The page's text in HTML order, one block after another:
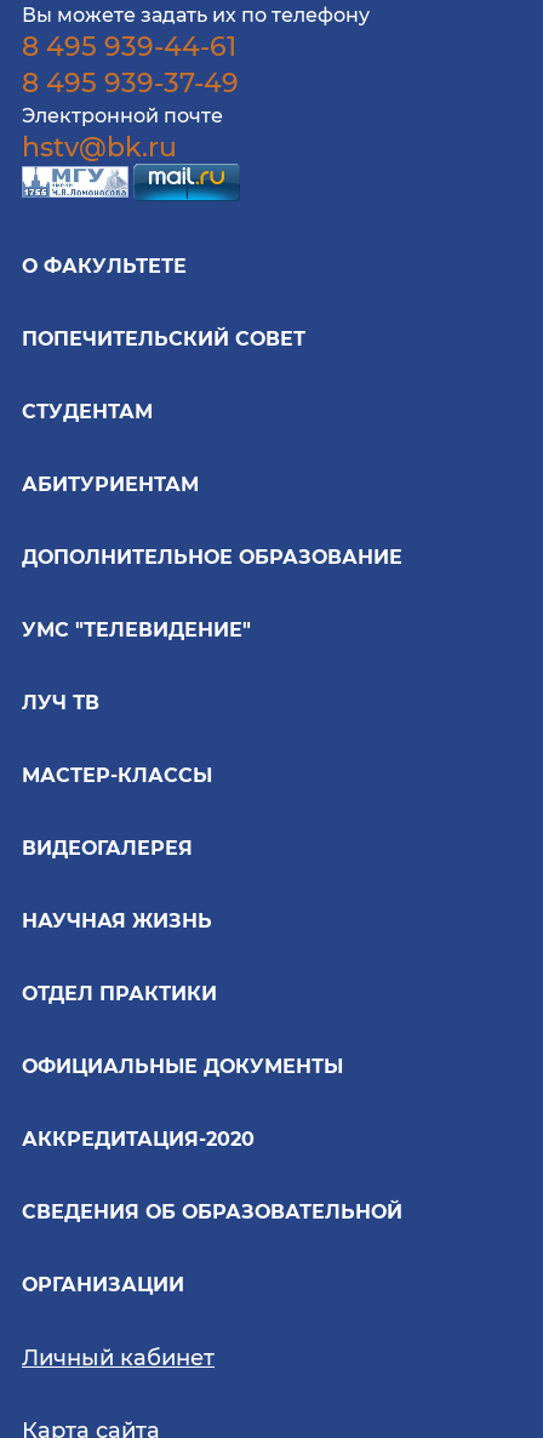
Вы можете задать их по телефону
8 495 939-44-61
8 495 939-37-49
Электронной почте
hstv@bk.ru
О ФАКУЛЬТЕТЕ
ПОПЕЧИТЕЛЬСКИЙ СОВЕТ
СТУДЕНТАМ
АБИТУРИЕНТАМ
ДОПОЛНИТЕЛЬНОЕ ОБРАЗОВАНИЕ
УМС "ТЕЛЕВИДЕНИЕ"
ЛУЧ ТВ
МАСТЕР-КЛАССЫ
ВИДЕОГАЛЕРЕЯ
НАУЧНАЯ ЖИЗНЬ
ОТДЕЛ ПРАКТИКИ
ОФИЦИАЛЬНЫЕ ДОКУМЕНТЫ
АККРЕДИТАЦИЯ-2020
СВЕДЕНИЯ ОБ ОБРАЗОВАТЕЛЬНОЙ
ОРГАНИЗАЦИИ
Личный кабинет
Карта сайта